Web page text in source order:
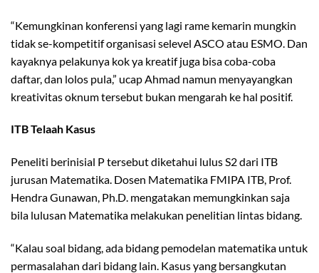
“Kemungkinan konferensi yang lagi rame kemarin mungkin
tidak se-kompetitif organisasi selevel ASCO atau ESMO. Dan
kayaknya pelakunya kok ya kreatif juga bisa coba-coba
daftar, dan lolos pula,” ucap Ahmad namun menyayangkan
kreativitas oknum tersebut bukan mengarah ke hal positif.
ITB Telaah Kasus
Peneliti berinisial P tersebut diketahui lulus S2 dari ITB
jurusan Matematika. Dosen Matematika FMIPA ITB, Prof.
Hendra Gunawan, Ph.D. mengatakan memungkinkan saja
bila lulusan Matematika melakukan penelitian lintas bidang.
“Kalau soal bidang, ada bidang pemodelan matematika untuk
permasalahan dari bidang lain. Kasus yang bersangkutan